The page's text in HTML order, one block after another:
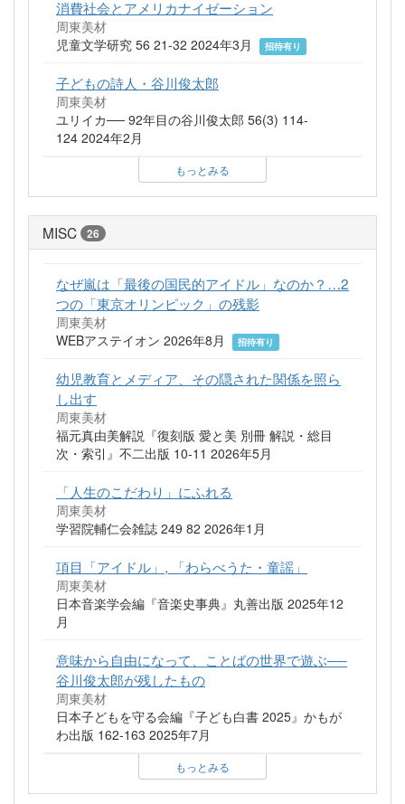
消費社会とアメリカナイゼーション
周東美材
児童文学研究 56 21-32 2024年3月
招待有り
子どもの詩人・谷川俊太郎
周東美材
ユリイカ── 92年目の谷川俊太郎 56(3) 114-
124 2024年2月
もっとみる
MISC 26
なぜ嵐は「最後の国民的アイドル」なのか？…2
つの「東京オリンピック」の残影
周東美材
WEBアステイオン 2026年8月
招待有り
幼児教育とメディア、その隠された関係を照ら
し出す
周東美材
福元真由美解説『復刻版 愛と美 別冊 解説・総目
次・索引』不二出版 10-11 2026年5月
「人生のこだわり」にふれる
周東美材
学習院輔仁会雑誌 249 82 2026年1月
項目「アイドル」, 「わらべうた・童謡」
周東美材
日本音楽学会編『音楽史事典』丸善出版 2025年12
月
意味から自由になって、ことばの世界で遊ぶ──
谷川俊太郎が残したもの
周東美材
日本子どもを守る会編『子ども白書 2025』かもが
わ出版 162-163 2025年7月
もっとみる